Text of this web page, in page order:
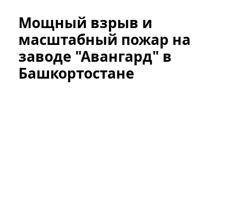
Мощный взрыв и
масштабный пожар на
заводе "Авангард" в
Башкортостане